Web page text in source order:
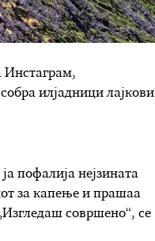
Инстаграм,
илјадници лајкови
пофалија нејзината
за капење и прашаа
совршено“, се